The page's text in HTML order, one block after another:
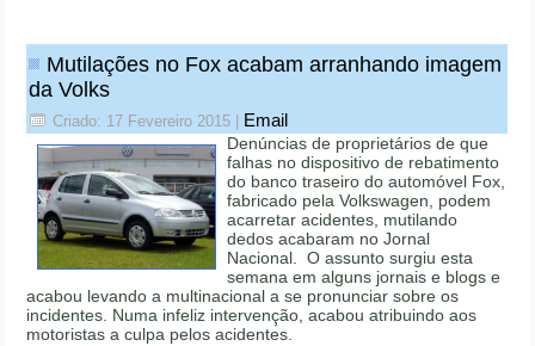
Mutilações no Fox acabam arranhando imagem
da Volks
Criado: 17 Fevereiro 2015 Email
Denúncias de proprietários de que
falhas no dispositivo de rebatimento
do banco traseiro do automóvel Fox,
fabricado pela Volkswagen, podem
acarretar acidentes, mutilando
dedos acabaram no Jornal
Nacional. O assunto surgiu esta
semana em alguns jornais e blogs e
acabou levando a multinacional a se pronunciar sobre os
incidentes. Numa infeliz intervenção, acabou atribuindo aos
motoristas a culpa pelos acidentes.